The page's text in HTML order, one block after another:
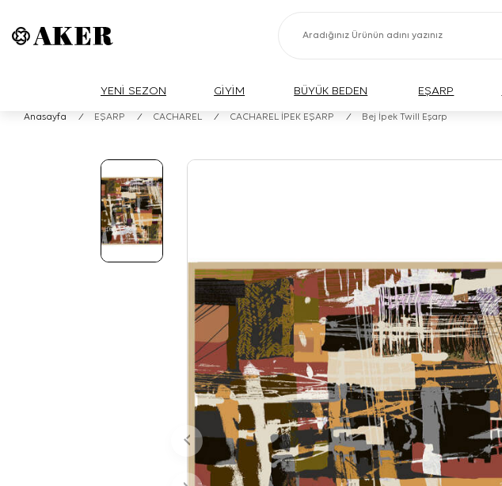
YENİ SEZON GİYİM BÜYÜK BEDEN EŞARP
Anasayfa / EŞARP / CACHAREL / CACHAREL İPEK EŞARP / Bej İpek Twill Eşarp